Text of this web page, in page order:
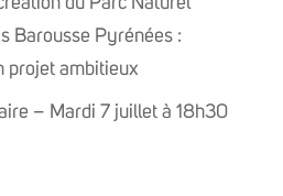
Barousse Pyrénées :
projet ambitieux
– Mardi 7 juillet à 18h30